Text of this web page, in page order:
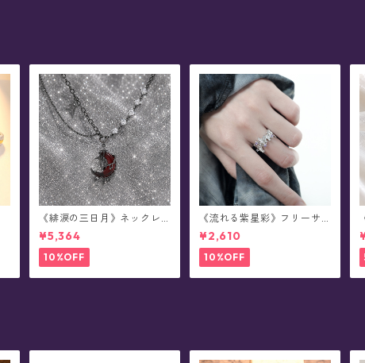
《緋涙の三日月》ネックレ
ス
¥5,364
10%OFF
《流れる紫星彩》フリーサ
イズ・リング
¥2,610
10%OFF